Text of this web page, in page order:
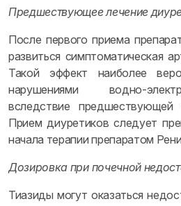
Предшествующее лечение
После первого приема
развиться симптоматическая
Такой эффект наиболее
нарушениями водно-
вследствие предшествующей
Прием диуретиков следует
начала терапии препаратом
Дозировка при почечной
Тиазиды могут оказаться